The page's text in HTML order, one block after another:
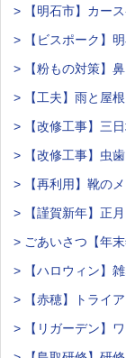
> 【明石市】カー
> 【ビスポーク】
> 【粉もの対策】
> 【工夫】雨と屋根
> 【改修工事】三日
> 【改修工事】虫
> 【再利用】靴の
> 【謹賀新年】正月
> ごあいさつ【年末
> 【ハロウィン】
> 【赤穂】トライ
> 【リガーデン】